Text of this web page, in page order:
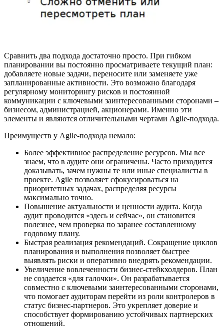
Сравнить два подхода достаточно просто. При гибком
планировании вы постоянно просматриваете текущий план:
добавляете новые задачи, переносите или заменяете уже
запланированные активности. Это возможно благодаря
регулярному мониторингу рисков и постоянной
коммуникации с ключевыми заинтересованными сторонами –
бизнесом, администрацией, акционерами. Именно эти
элементы и являются отличительными чертами Agile-подхода.
Преимуществ у Agile-подхода немало:
Более эффективное распределение ресурсов. Мы все
знаем, что в аудите они ограничены. Часто приходится
доказывать, зачем нужны те или иные специалисты в
проекте. Agile позволяет сфокусироваться на
приоритетных задачах, распределяя ресурсы
максимально точно.
Повышение актуальности и ценности аудита. Когда
аудит проводится «здесь и сейчас», он становится
полезнее, чем проверка по заранее составленному
годовому плану.
Быстрая реализация рекомендаций. Сокращение циклов
планирования и выполнения позволяет быстрее
выявлять риски и оперативно внедрять рекомендации.
Увеличение вовлеченности бизнес-стейкхолдеров. План
не создается «для галочки». Он разрабатывается
совместно с ключевыми заинтересованными сторонами,
что помогает аудиторам перейти из роли контролеров в
статус бизнес-партнеров. Это укрепляет доверие и
способствует формированию устойчивых партнерских
отношений.